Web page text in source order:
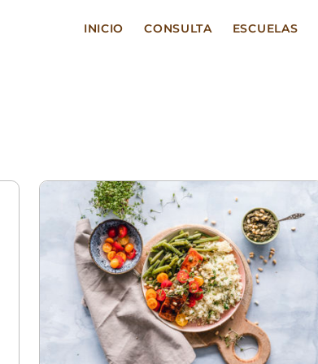
INICIO CONSULTA ESCUELAS